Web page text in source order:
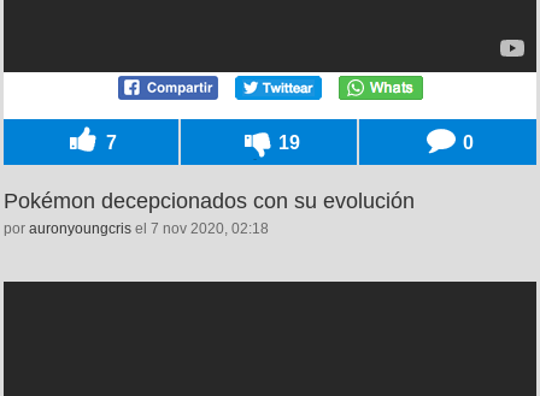
7 19 0
Pokémon decepcionados con su evolución
por auronyoungcris el 7 nov 2020, 02:18